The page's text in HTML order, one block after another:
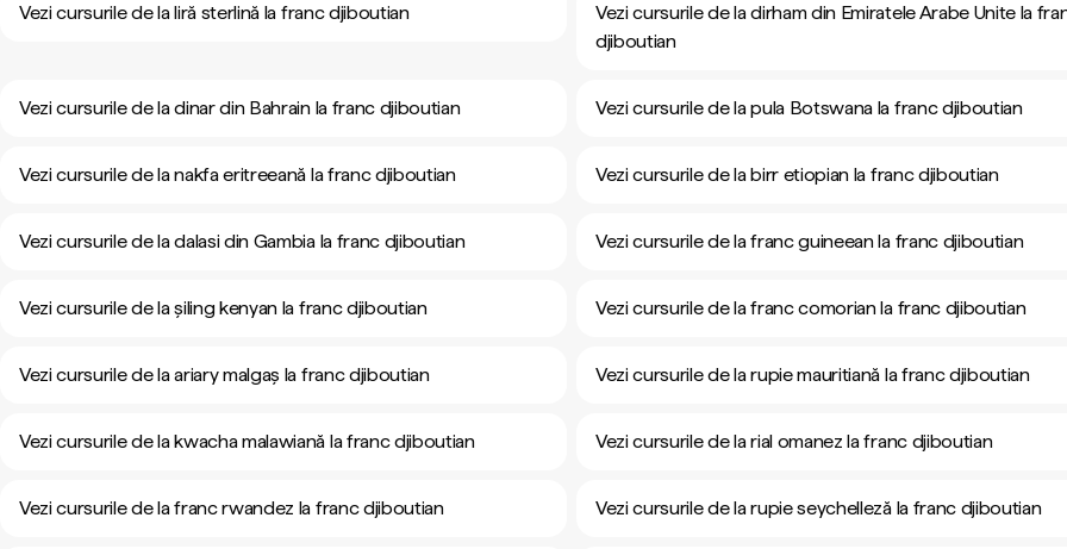
Vezi cursurile de la liră sterlină la franc djiboutian
Vezi cursurile de la dirham din Emiratele Arabe Unite la
djiboutian
Vezi cursurile de la dinar din Bahrain la franc djiboutian Vezi cursurile de la pula Botswana la franc djiboutian
Vezi cursurile de la nakfa eritreeană la franc djiboutian Vezi cursurile de la birr etiopian la franc djiboutian
Vezi cursurile de la dalasi din Gambia la franc djiboutian Vezi cursurile de la franc guineean la franc djiboutian
Vezi cursurile de la șiling kenyan la franc djiboutian Vezi cursurile de la franc comorian la franc djiboutian
Vezi cursurile de la ariary malgaș la franc djiboutian Vezi cursurile de la rupie mauritiană la franc djiboutian
Vezi cursurile de la kwacha malawiană la franc djiboutian Vezi cursurile de la rial omanez la franc djiboutian
Vezi cursurile de la franc rwandez la franc djiboutian Vezi cursurile de la rupie seychelleză la franc djiboutian